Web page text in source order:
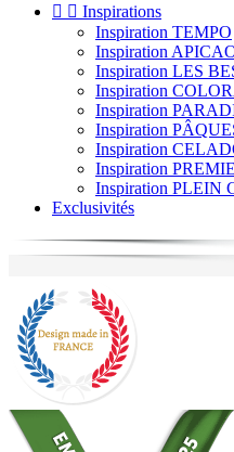
  Inspirations
Inspiration TEMPO
Inspiration
Inspiration LES
Inspiration
Inspiration
Inspiration
Inspiration
Inspiration
Inspiration PLEIN
Exclusivités